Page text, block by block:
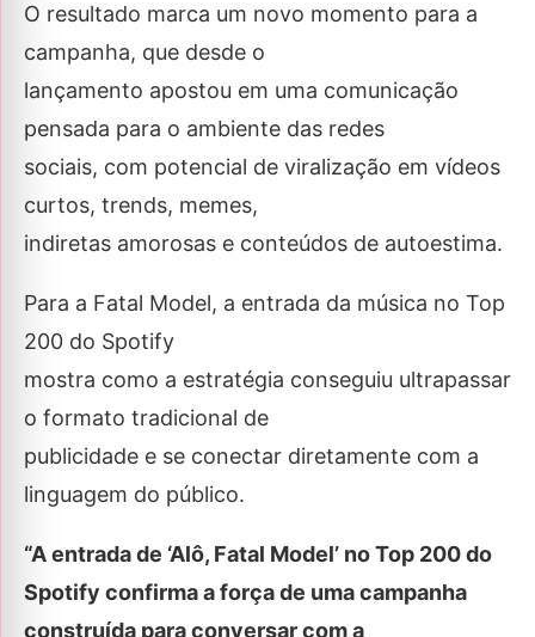
O resultado marca um novo momento para a
campanha, que desde o
lançamento apostou em uma comunicação
pensada para o ambiente das redes
sociais, com potencial de viralização em vídeos
curtos, trends, memes,
indiretas amorosas e conteúdos de autoestima.
Para a Fatal Model, a entrada da música no Top
200 do Spotify
mostra como a estratégia conseguiu ultrapassar
o formato tradicional de
publicidade e se conectar diretamente com a
linguagem do público.
“A entrada de ‘Alô, Fatal Model’ no Top 200 do
Spotify confirma a força de uma campanha
construída para conversar com a